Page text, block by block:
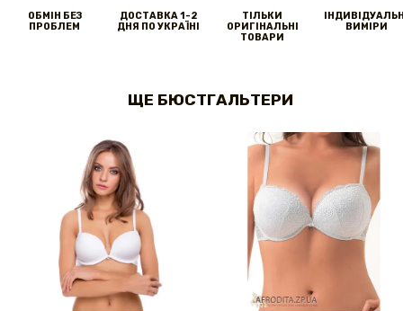
ОБМІН БЕЗ
ПРОБЛЕМ
ДОСТАВКА 1-2
ДНЯ ПО УКРАЇНІ
ТІЛЬКИ
ОРИГІНАЛЬНІ
ТОВАРИ
ВИМІРИ
ЩЕ БЮСТГАЛЬТЕРИ